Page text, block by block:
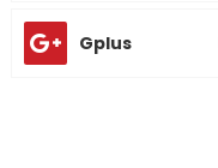
Gplus